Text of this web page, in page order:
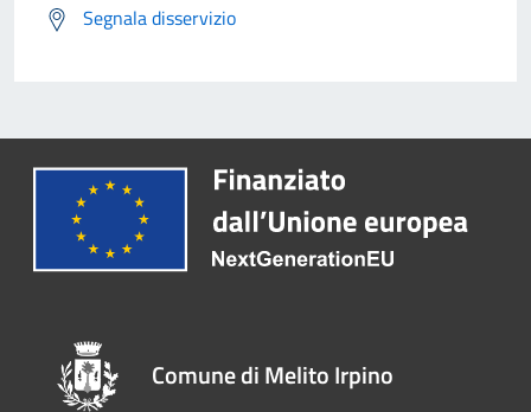
Segnala disservizio
Comune di Melito Irpino